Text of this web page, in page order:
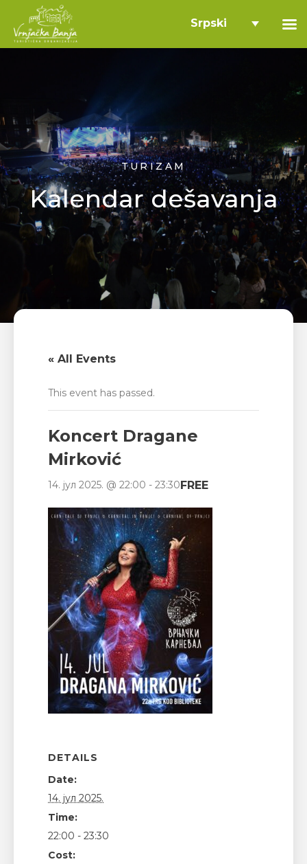
TURIZAM
Kalendar dešavanja
« All Events
This event has passed.
Koncert Dragane
Mirković
14. јул 2025. @ 22:00 - 23:30FREE
DETAILS
Date:
14. јул 2025.
Time:
22:00 - 23:30
Cost:
Srpski